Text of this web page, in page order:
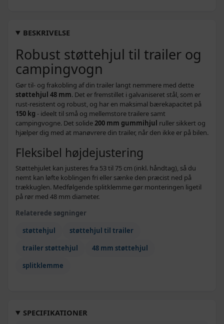
BESKRIVELSE
Robust støttehjul til trailer og
campingvogn
Gør til- og frakobling af din trailer langt nemmere med dette
støttehjul 48 mm. Det er fremstillet i galvaniseret stål, som er
rust-resistent og robust, og har en maksimal bærekapacitet på
150 kg - ideelt til små og mellemstore trailere samt
campingvogne. Det solide200 mm gummihjul ruller sikkert og
hjælper dig med at manøvrere din trailer, når den ikke er på bilen.
Fleksibel højdejustering
Støttehjulet kan justeres fra 53 til 75 cm (inkl. håndtag), så du
nemt kan løfte koblingen fri eller sænke den præcist ned på
trækkuglen. Medfølgende splitklemme gør monteringen ligetil
på rør med 48 mm diameter.
Relaterede søgninger
støttehjul
støttehjul til trailer
trailer støttehjul
48 mm støttehjul
splitklemme
SPECIFIKATIONER